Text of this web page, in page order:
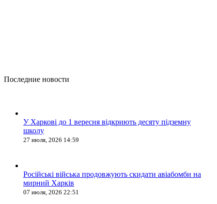
Последние новости
У Харкові до 1 вересня відкриють десяту підземну
школу
27 июля, 2026 14:59
Російські війська продовжують скидати авіабомби на
мирний Харків
07 июля, 2026 22:51